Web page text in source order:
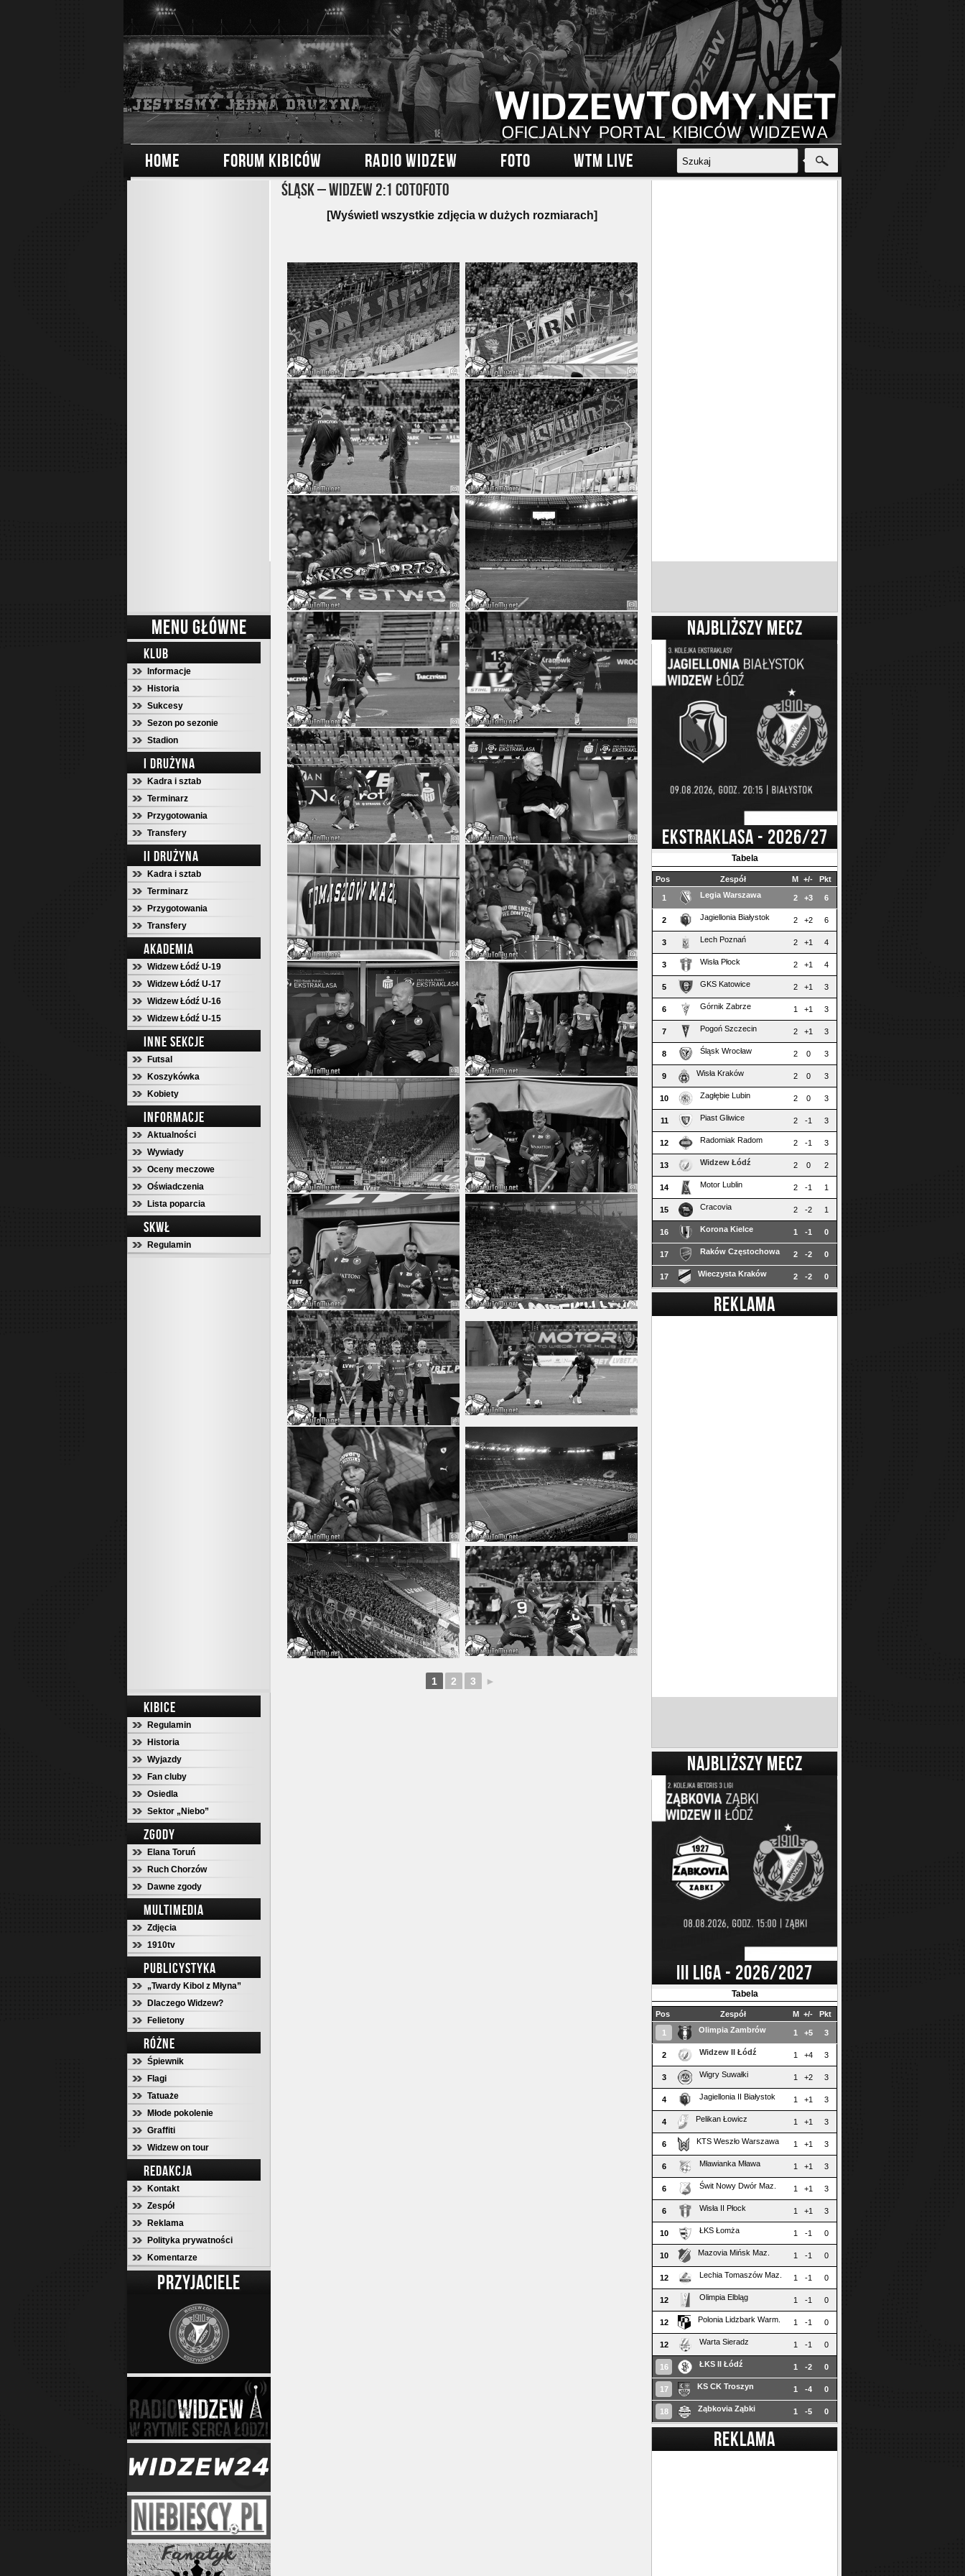
HOME FORUM KIBICÓW RADIO WIDZEW FOTO WTM LIVE
MENU GŁÓWNE
KLUB
Informacje
Historia
Sukcesy
Sezon po sezonie
Stadion
I DRUŻYNA
Kadra i sztab
Terminarz
Przygotowania
Transfery
II DRUŻYNA
Kadra i sztab
Terminarz
Przygotowania
Transfery
AKADEMIA
Widzew Łódź U-19
Widzew Łódź U-17
Widzew Łódź U-16
Widzew Łódź U-15
INNE SEKCJE
Futsal
Koszykówka
Kobiety
INFORMACJE
Aktualności
Wywiady
Oceny meczowe
Oświadczenia
Lista poparcia
SKWŁ
Regulamin
KIBICE
Regulamin
Historia
Wyjazdy
Fan cluby
Osiedla
Sektor „Niebo”
ZGODY
Elana Toruń
Ruch Chorzów
Dawne zgody
MULTIMEDIA
Zdjęcia
1910tv
PUBLICYSTYKA
„Twardy Kibol z Młyna”
Dlaczego Widzew?
Felietony
RÓŻNE
Śpiewnik
Flagi
Tatuaże
Młode pokolenie
Graffiti
Widzew on tour
REDAKCJA
Kontakt
Zespół
Reklama
Polityka prywatności
Komentarze
PRZYJACIELE
Śląsk – Widzew 2:1 Cotofoto
[Wyświetl wszystkie zdjęcia w dużych rozmiarach]
1 2 3 ►
NAJBLIŻSZY MECZ
EKSTRAKLASA - 2026/27
Tabela
Pos Zespół M +/- Pkt
1 Legia Warszawa 2 +3 6
2 Jagiellonia Białystok 2 +2 6
3 Lech Poznań 2 +1 4
3 Wisła Płock 2 +1 4
5 GKS Katowice 2 +1 3
6 Górnik Zabrze 1 +1 3
7 Pogoń Szczecin 2 +1 3
8 Śląsk Wrocław 2 0 3
9 Wisła Kraków 2 0 3
10 Zagłębie Lubin 2 0 3
11 Piast Gliwice 2 -1 3
12 Radomiak Radom 2 -1 3
13 Widzew Łódź 2 0 2
14 Motor Lublin 2 -1 1
15 Cracovia 2 -2 1
16 Korona Kielce 1 -1 0
17 Raków Częstochowa 2 -2 0
17 Wieczysta Kraków 2 -2 0
REKLAMA
NAJBLIŻSZY MECZ
III LIGA - 2026/2027
Tabela
Pos Zespół M +/- Pkt
1 Olimpia Zambrów 1 +5 3
2 Widzew II Łódź 1 +4 3
3 Wigry Suwałki 1 +2 3
4 Jagiellonia II Białystok 1 +1 3
4 Pelikan Łowicz 1 +1 3
6 KTS Weszło Warszawa 1 +1 3
6 Mławianka Mława 1 +1 3
6 Świt Nowy Dwór Maz. 1 +1 3
6 Wisła II Płock 1 +1 3
10 ŁKS Łomża 1 -1 0
10 Mazovia Mińsk Maz. 1 -1 0
12 Lechia Tomaszów Maz. 1 -1 0
12 Olimpia Elbląg 1 -1 0
12 Polonia Lidzbark Warm. 1 -1 0
12 Warta Sieradz 1 -1 0
16 ŁKS II Łódź 1 -2 0
17 KS CK Troszyn 1 -4 0
18 Ząbkovia Ząbki 1 -5 0
REKLAMA